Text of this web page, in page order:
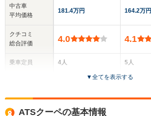
中古車
平均価格
クチコミ
総合評価
乗車定員
181.4万円
4.0
4人
全高
1.42m
164.2万円
4.1
5人
4ドア
▼全てを表示する
ATSクーペの基本情報